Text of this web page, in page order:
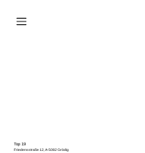
Top 19
Friedensstraße 12, A-5082 Grödig